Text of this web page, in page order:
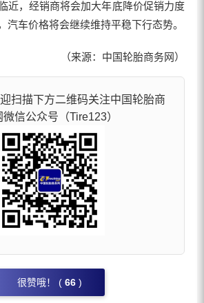
近，经销商将会加大年底降价促销力度
汽车价格将会继续维持平稳下行态势。
（来源：中国轮胎商务网）
扫描下方二维码关注中国轮胎商
微信公众号（Tire123）
很赞哦！ ( 66 )